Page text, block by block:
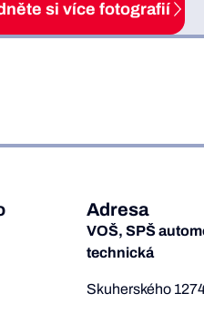
si více fotografií
Adresa
VOŠ, SPŠ
technická
Skuherského